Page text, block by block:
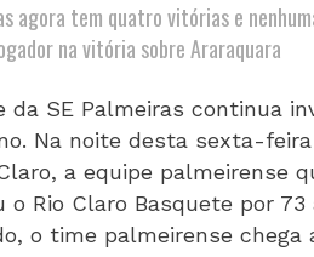
agora tem quatro vitórias e
na vitória sobre Araraquara
da SE Palmeiras continua
Na noite desta sexta-
a equipe palmeirense
o Rio Claro Basquete por
o time palmeirense chega